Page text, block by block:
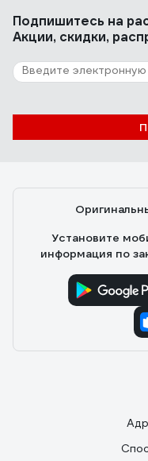
Подпишитесь на
Акции, скидки,
Установите
информация по